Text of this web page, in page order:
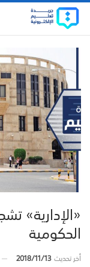
«الإدارية»
الحكومية
أخر تحديث2018/11/13